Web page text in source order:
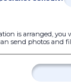
is arranged, you
send photos and